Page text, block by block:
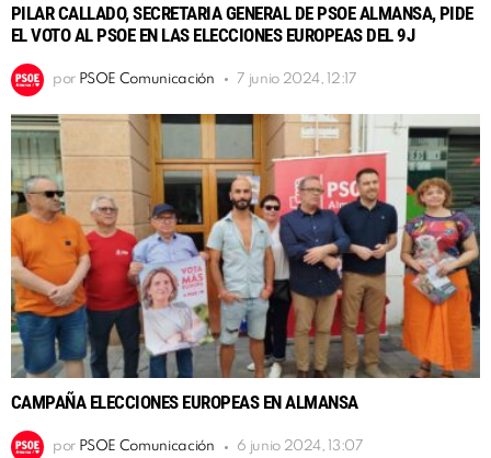
PILAR CALLADO, SECRETARIA GENERAL DE PSOE ALMANSA, PIDE
EL VOTO AL PSOE EN LAS ELECCIONES EUROPEAS DEL 9J
por PSOE Comunicación 7 junio 2024, 12:17
CAMPAÑA ELECCIONES EUROPEAS EN ALMANSA
por PSOE Comunicación 6 junio 2024, 13:07